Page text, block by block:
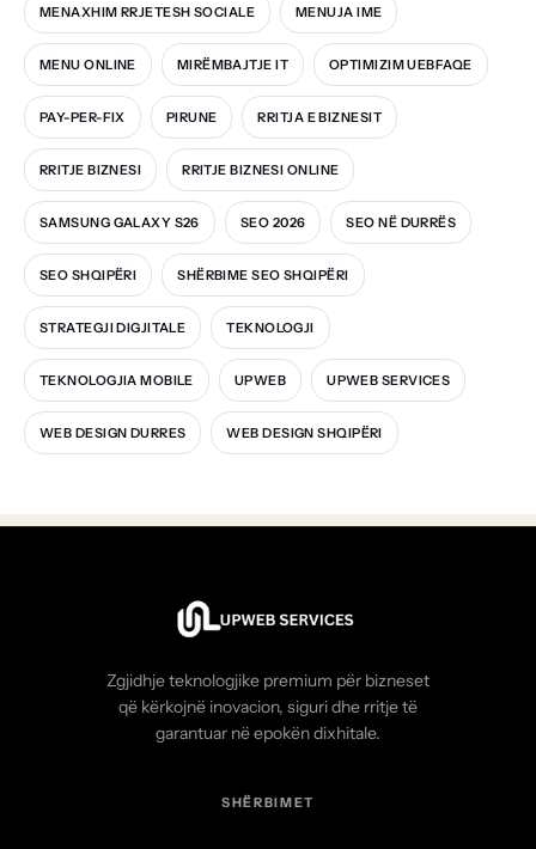
MENAXHIM RRJETESH SOCIALE MENUJA IME
MENU ONLINE MIRËMBAJTJE IT OPTIMIZIM UEBFAQE
PAY-PER-FIX PIRUNE RRITJA E BIZNESIT
RRITJE BIZNESI RRITJE BIZNESI ONLINE
SAMSUNG GALAXY S26 SEO 2026 SEO NË DURRËS
SEO SHQIPËRI SHËRBIME SEO SHQIPËRI
STRATEGJI DIGJITALE TEKNOLOGJI
TEKNOLOGJIA MOBILE UPWEB UPWEB SERVICES
WEB DESIGN DURRES WEB DESIGN SHQIPËRI
Zgjidhje teknologjike premium për bizneset
që kërkojnë inovacion, siguri dhe rritje të
garantuar në epokën dixhitale.
SHËRBIMET